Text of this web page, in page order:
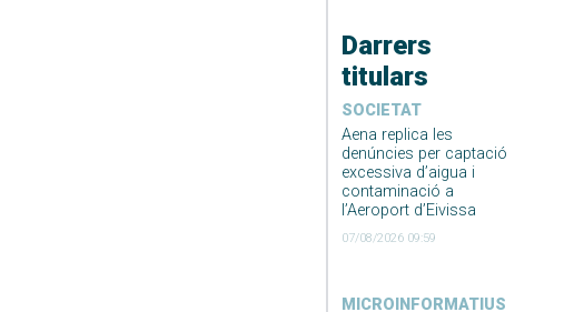
Darrers
titulars
SOCIETAT
Aena replica les
denúncies per captació
excessiva d’aigua i
contaminació a
l’Aeroport d’Eivissa
07/08/2026 09:59
MICROINFORMATIUS